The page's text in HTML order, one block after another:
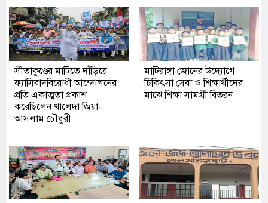
সীতাকুণ্ডের মাটিতে দাঁড়িয়ে
ফ্যাসিবাদবিরোধী আন্দোলনের
প্রতি একাত্মতা প্রকাশ
করেছিলেন খালেদা জিয়া-
আসলাম চৌধুরী
মাটিরাঙ্গা জোনের উদ্যোগে
চিকিৎসা সেবা ও শিক্ষার্থীদের
মাঝে শিক্ষা সামগ্রী বিতরন